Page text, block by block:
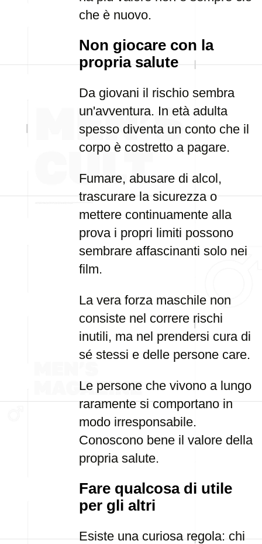
che è nuovo.
Non giocare con la
propria salute
Da giovani il rischio sembra
un'avventura. In età adulta
spesso diventa un conto che il
corpo è costretto a pagare.
Fumare, abusare di alcol,
trascurare la sicurezza o
mettere continuamente alla
prova i propri limiti possono
sembrare affascinanti solo nei
film.
La vera forza maschile non
consiste nel correre rischi
inutili, ma nel prendersi cura di
sé stessi e delle persone care.
Le persone che vivono a lungo
raramente si comportano in
modo irresponsabile.
Conoscono bene il valore della
propria salute.
Fare qualcosa di utile
per gli altri
Esiste una curiosa regola: chi